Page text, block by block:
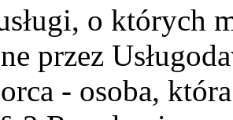
o których
przez
- osoba,